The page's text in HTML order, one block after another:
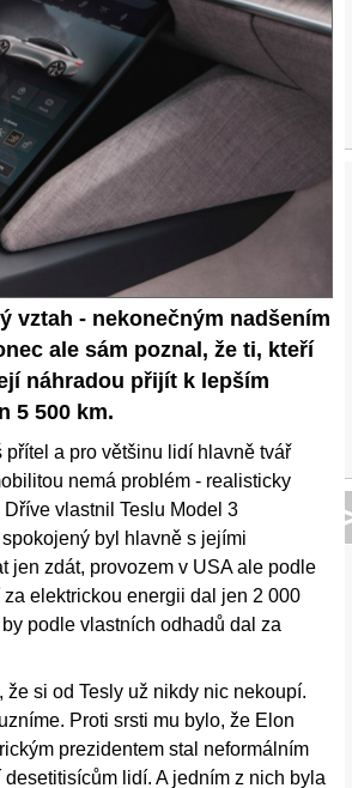
vztah - nekonečným nadšením
ale sám poznal, že ti, kteří
náhradou přijít k lepším
5 500 km.
a pro většinu lidí hlavně tvář
nemá problém - realisticky
vlastnil Teslu Model 3
byl hlavně s jejími
jen zdát, provozem v USA ale podle
elektrickou energii dal jen 2 000
podle vlastních odhadů dal za
si od Tesly už nikdy nic nekoupí.
Proti srsti mu bylo, že Elon
prezidentem stal neformálním
lidí. A jedním z nich byla